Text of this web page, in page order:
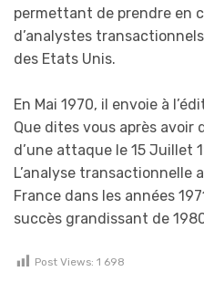
permettant de prendre en
d’analystes
des Etats Unis.
En Mai 1970, il envoie à
Que dites vous après avoir
d’une attaque le 15 Juillet
L’analyse transactionnelle
France dans les années
succès grandissant de
Post Views: 1 698